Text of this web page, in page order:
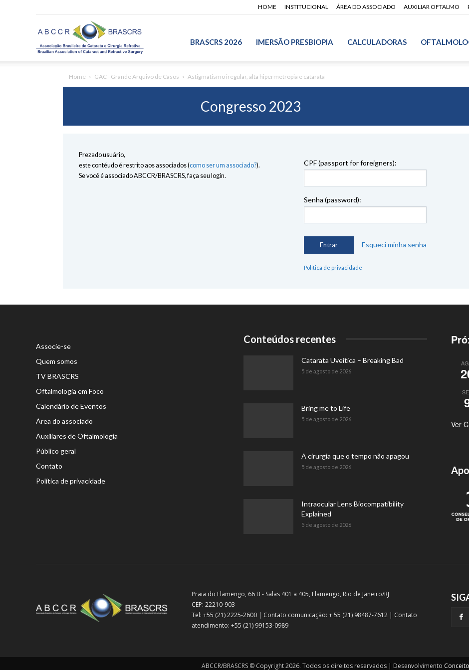
HOME INSTITUCIONAL ÁREA DO ASSOCIADO AUXILIAR OFTALMO
BRASCRS 2026 IMERSÃO PRESBIOPIA CALCULADORAS
Home GAC - Grande Arquivo de Casos Astigmatismo iregular, alta hipermetropia e catarata
Congresso 2023
Prezado usuário,
este contéudo é restrito aos associados (como ser um associado?).
Se você é associado ABCCR/BRASCRS, faça seu login.
CPF (passport for foreigners):
Senha (password):
Esqueci minha senha
Política de privacidade
Associe-se
Quem somos
TV BRASCRS
Oftalmologia em Foco
Calendário de Eventos
Área do associado
Auxiliares de Oftalmologia
Público geral
Contato
Política de privacidade
Conteúdos recentes
Catarata Uveítica – Breaking Bad
5 de agosto de 2026
Bring me to Life
5 de agosto de 2026
A cirurgia que o tempo não apagou
5 de agosto de 2026
Intraocular Lens Biocompatibility
Explained
5 de agosto de 2026
Ver
Praia do Flamengo, 66 B - Salas 401 a 405, Flamengo, Rio de Janeiro/RJ
CEP: 22210-903
Tel: +55 (21) 2225-2600 | Contato comunicação: + 55 (21) 98487-7612 | Contato
atendimento: +55 (21) 99153-0989
ABCCR/BRASCRS © Copyright 2026. Todos os direitos reservados | Desenvolvimento Conceito